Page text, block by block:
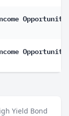
Yield Bond